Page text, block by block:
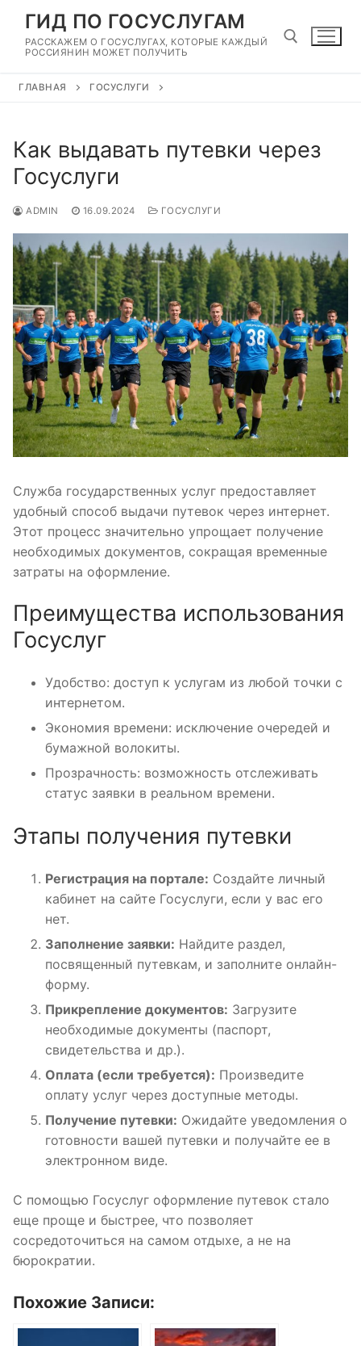
Перейти
содержимому
ГИД ПО ГОСУСЛУГАМ
РАССКАЖЕМ О ГОСУСЛУГАХ, КОТОРЫЕ КАЖДЫЙ
РОССИЯНИН МОЖЕТ ПОЛУЧИТЬ
ГЛАВНАЯ ГОСУСЛУГИ
Как выдавать путевки через
Госуслуги
ADMIN 16.09.2024 ГОСУСЛУГИ
Служба государственных услуг предоставляет
удобный способ выдачи путевок через интернет.
Этот процесс значительно упрощает получение
необходимых документов, сокращая временные
затраты на оформление.
Преимущества использования
Госуслуг
Удобство: доступ к услугам из любой точки с
интернетом.
Экономия времени: исключение очередей и
бумажной волокиты.
Прозрачность: возможность отслеживать
статус заявки в реальном времени.
Этапы получения путевки
Регистрация на портале: Создайте личный
кабинет на сайте Госуслуги, если у вас его
нет.
Заполнение заявки: Найдите раздел,
посвященный путевкам, и заполните онлайн-
форму.
Прикрепление документов: Загрузите
необходимые документы (паспорт,
свидетельства и др.).
Оплата (если требуется): Произведите
оплату услуг через доступные методы.
Получение путевки: Ожидайте уведомления о
готовности вашей путевки и получайте ее в
электронном виде.
С помощью Госуслуг оформление путевок стало
еще проще и быстрее, что позволяет
сосредоточиться на самом отдыхе, а не на
бюрократии.
Похожие Записи: